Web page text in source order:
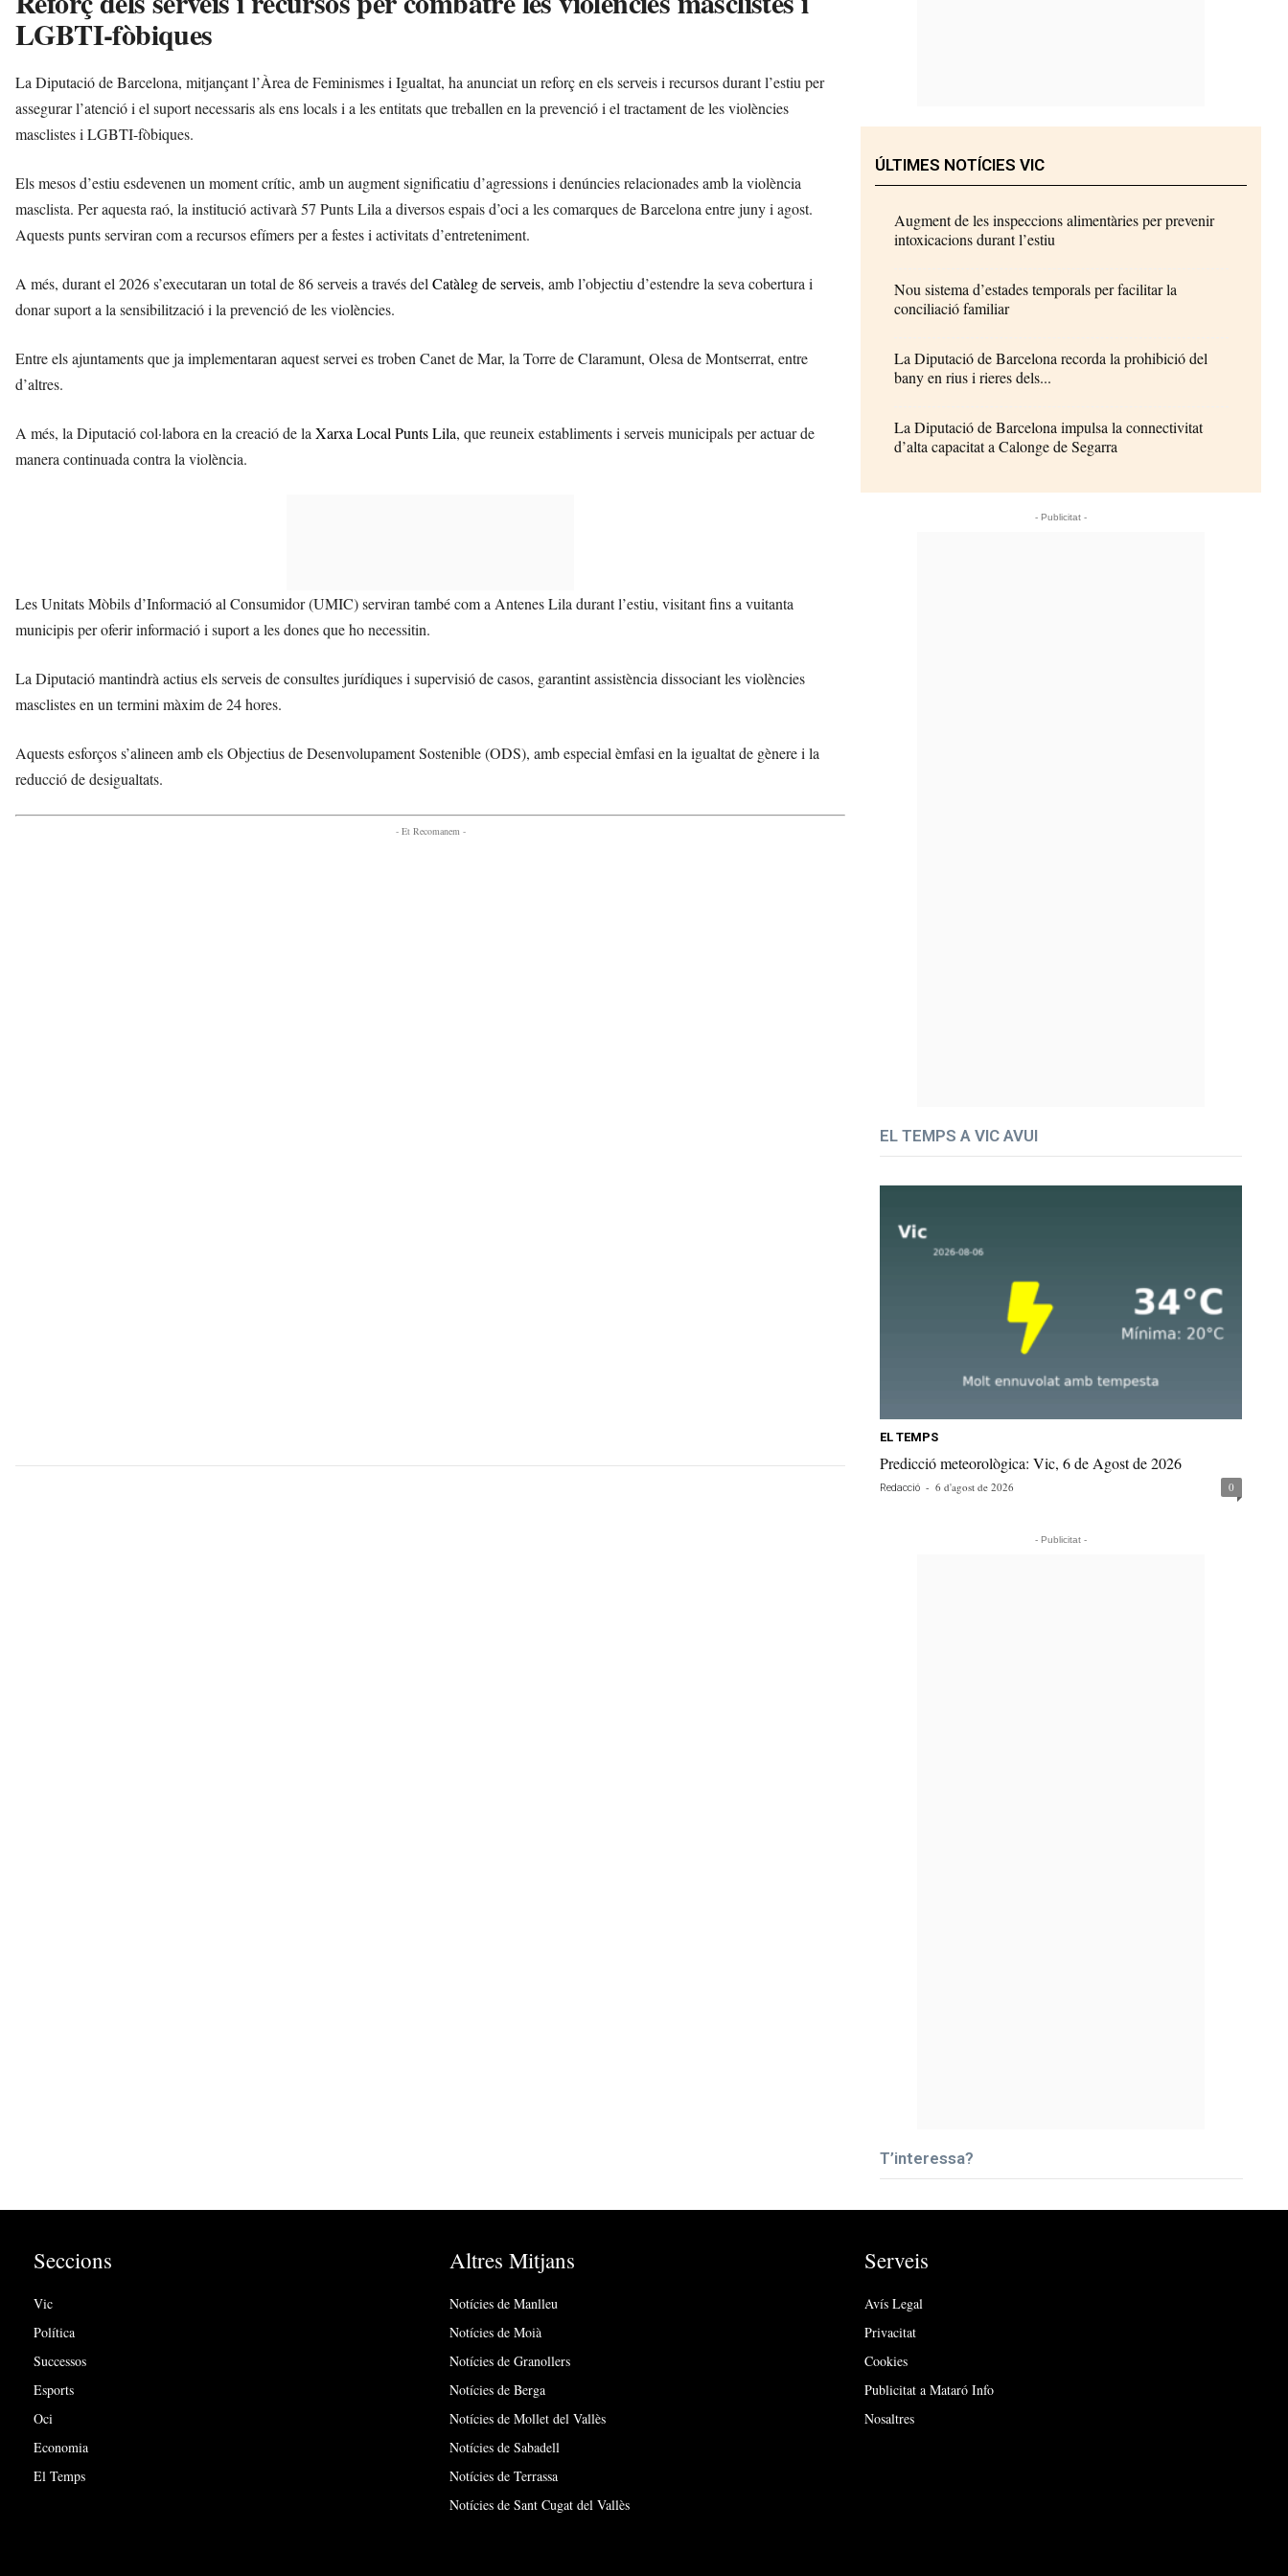
LGBTI-fòbiques
La Diputació de Barcelona, mitjançant l’Àrea de Feminismes i Igualtat, ha anunciat un reforç en els serveis i recursos durant l’estiu per
assegurar l’atenció i el suport necessaris als ens locals i a les entitats que treballen en la prevenció i el tractament de les violències
masclistes i LGBTI-fòbiques.
Els mesos d’estiu esdevenen un moment crític, amb un augment significatiu d’agressions i denúncies relacionades amb la violència
masclista. Per aquesta raó, la institució activarà 57 Punts Lila a diversos espais d’oci a les comarques de Barcelona entre juny i agost.
Aquests punts serviran com a recursos efímers per a festes i activitats d’entreteniment.
A més, durant el 2026 s’executaran un total de 86 serveis a través delCatàleg de serveis, amb l’objectiu d’estendre la seva cobertura i
donar suport a la sensibilització i la prevenció de les violències.
Entre els ajuntaments que ja implementaran aquest servei es troben Canet de Mar, la Torre de Claramunt, Olesa de Montserrat, entre
d’altres.
A més, la Diputació col·labora en la creació de laXarxa Local Punts Lila, que reuneix establiments i serveis municipals per actuar de
manera continuada contra la violència.
Les Unitats Mòbils d’Informació al Consumidor (UMIC) serviran també com a Antenes Lila durant l’estiu, visitant fins a vuitanta
municipis per oferir informació i suport a les dones que ho necessitin.
La Diputació mantindrà actius els serveis de consultes jurídiques i supervisió de casos, garantint assistència dissociant les violències
masclistes en un termini màxim de 24 hores.
Aquests esforços s’alineen amb els Objectius de Desenvolupament Sostenible (ODS), amb especial èmfasi en la igualtat de gènere i la
reducció de desigualtats.
- Et Recomanem -
ÚLTIMES NOTÍCIES VIC
Augment de les inspeccions alimentàries per prevenir
intoxicacions durant l’estiu
Nou sistema d’estades temporals per facilitar la
conciliació familiar
La Diputació de Barcelona recorda la prohibició del
bany en rius i rieres dels...
La Diputació de Barcelona impulsa la connectivitat
d’alta capacitat a Calonge de Segarra
- Publicitat -
EL TEMPS A VIC AVUI
EL TEMPS
Predicció meteorològica: Vic, 6 de Agost de 2026
Redacció - 6 d'agost de 2026 0
- Publicitat -
T’interessa?
Seccions
Vic
Política
Successos
Esports
Oci
Economia
El Temps
Altres Mitjans
Notícies de Manlleu
Notícies de Moià
Notícies de Granollers
Notícies de Berga
Notícies de Mollet del Vallès
Notícies de Sabadell
Notícies de Terrassa
Notícies de Sant Cugat del Vallès
Serveis
Avís Legal
Privacitat
Cookies
Publicitat a Mataró Info
Nosaltres